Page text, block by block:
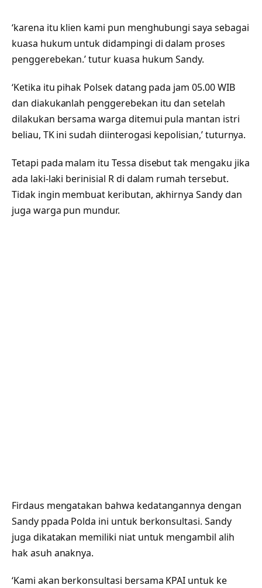
‘karena itu klien kami pun menghubungi saya sebagai
kuasa hukum untuk didampingi di dalam proses
penggerebekan.’ tutur kuasa hukum Sandy.
‘Ketika itu pihak Polsek datang pada jam 05.00 WIB
dan diakukanlah penggerebekan itu dan setelah
dilakukan bersama warga ditemui pula mantan istri
beliau, TK ini sudah diinterogasi kepolisian,’ tuturnya.
Tetapi pada malam itu Tessa disebut tak mengaku jika
ada laki-laki berinisial R di dalam rumah tersebut.
Tidak ingin membuat keributan, akhirnya Sandy dan
juga warga pun mundur.
Firdaus mengatakan bahwa kedatangannya dengan
Sandy ppada Polda ini untuk berkonsultasi. Sandy
juga dikatakan memiliki niat untuk mengambil alih
hak asuh anaknya.
‘Kami akan berkonsultasi bersama KPAI untuk ke